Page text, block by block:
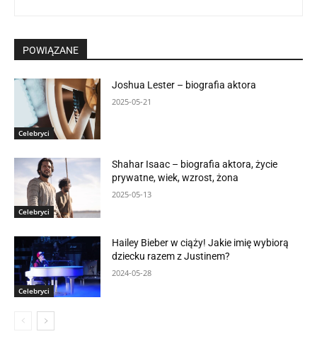
POWIĄZANE
Celebryci
Joshua Lester – biografia aktora
2025-05-21
Celebryci
Shahar Isaac – biografia aktora, życie
prywatne, wiek, wzrost, żona
2025-05-13
Celebryci
Hailey Bieber w ciąży! Jakie imię wybiorą
dziecku razem z Justinem?
2024-05-28